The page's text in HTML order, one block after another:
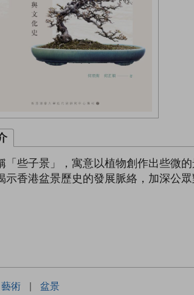
「些子景」，寓意以植物創作出些微
示香港盆景歷史的發展脈絡，加深公
藝術 | 盆景